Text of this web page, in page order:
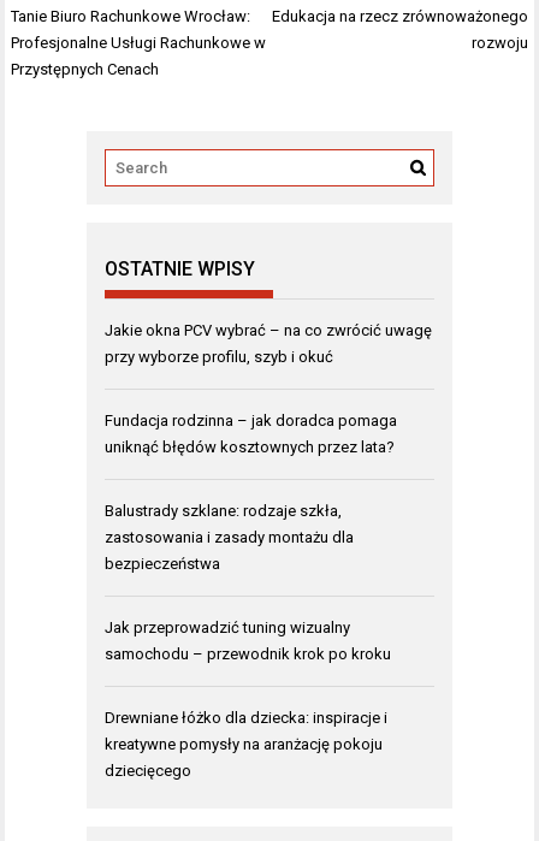
Nawigacja
wpisu
Tanie Biuro Rachunkowe Wrocław:
Profesjonalne Usługi Rachunkowe w
Przystępnych Cenach
Edukacja na rzecz zrównoważonego
rozwoju
OSTATNIE WPISY
Jakie okna PCV wybrać – na co zwrócić uwagę
przy wyborze profilu, szyb i okuć
Fundacja rodzinna – jak doradca pomaga
uniknąć błędów kosztownych przez lata?
Balustrady szklane: rodzaje szkła,
zastosowania i zasady montażu dla
bezpieczeństwa
Jak przeprowadzić tuning wizualny
samochodu – przewodnik krok po kroku
Drewniane łóżko dla dziecka: inspiracje i
kreatywne pomysły na aranżację pokoju
dziecięcego